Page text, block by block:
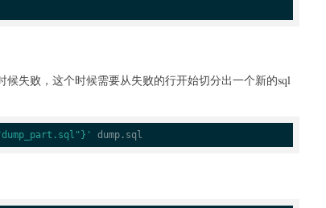
失败，这个时候需要从失败的行开始切分出一个新的sql
dump.sql